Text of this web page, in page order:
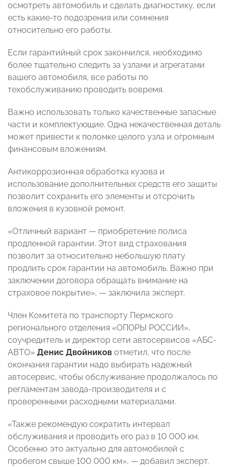
осмотреть автомобиль и сделать диагностику, если
есть какие-то подозрения или сомнения
относительно его работы.
Если гарантийный срок закончился, необходимо
более тщательно следить за узлами и агрегатами
вашего автомобиля, все работы по
техобслуживанию проводить вовремя.
Важно использовать только качественные запасные
части и комплектующие. Одна некачественная деталь
может привести к поломке целого узла и огромным
финансовым вложениям.
Антикоррозионная обработка кузова и
использование дополнительных средств его защиты
позволит сохранить его элементы и отсрочить
вложения в кузовной ремонт.
«Отличный вариант — приобретение полиса
продленной гарантии. Этот вид страхования
позволит за относительно небольшую плату
продлить срок гарантии на автомобиль. Важно при
заключении договора обращать внимание на
страховое покрытие», — заключила эксперт.
Член Комитета по транспорту Пермского
регионального отделения «ОПОРЫ РОССИИ»,
соучредитель и директор сети автосервисов «АБС-
АВТО» Денис Двойников отметил, что после
окончания гарантии надо выбирать надежный
автосервис, чтобы обслуживание продолжалось по
регламентам завода-производителя и с
проверенными расходными материалами.
«Также рекомендую сократить интервал
обслуживания и проводить его раз в 10 000 км.
Особенно это актуально для автомобилей с
пробегом свыше 100 000 км», — добавил эксперт.